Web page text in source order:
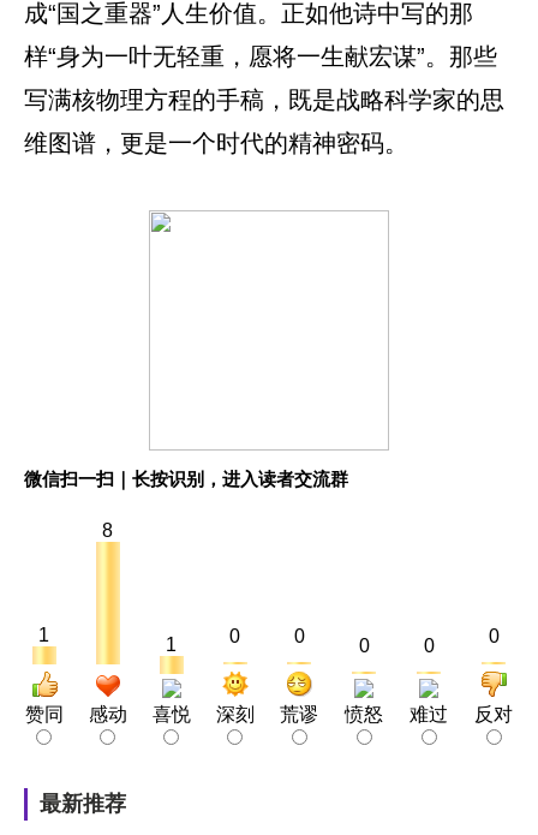
成“国之重器”人生价值。正如他诗中写的那
样“身为一叶无轻重，愿将一生献宏谋”。那些
写满核物理方程的手稿，既是战略科学家的思
维图谱，更是一个时代的精神密码。
微信扫一扫｜长按识别，进入读者交流群
1
赞同
8
感动
1
喜悦
0
深刻
0
荒谬
0
愤怒
0
难过
0
反对
最新推荐